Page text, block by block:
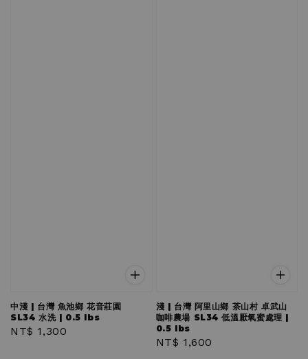
中淺 | 台灣 魚池鄉 花音莊園
SL34 水洗 | 0.5 lbs
Regular
NT$ 1,300
淺 | 台灣 阿里山鄉 茶山村 卓武山
咖啡農場 SL34 低溫厭氧蜜處理 |
0.5 lbs
Regular
NT$ 1,600